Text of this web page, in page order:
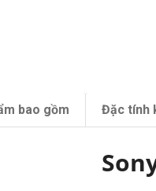
bao gồm Đặc tính